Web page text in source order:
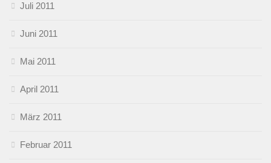
Juli 2011
Juni 2011
Mai 2011
April 2011
März 2011
Februar 2011